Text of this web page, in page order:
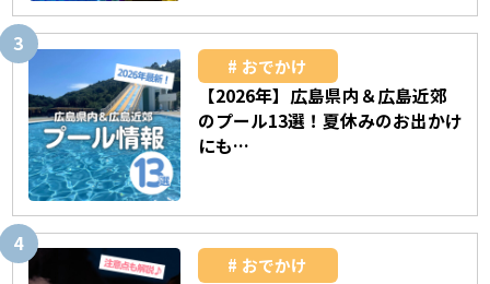
おでかけ
【2026年】広島県内＆広島近郊
のプール13選！夏休みのお出かけ
にも…
おでかけ